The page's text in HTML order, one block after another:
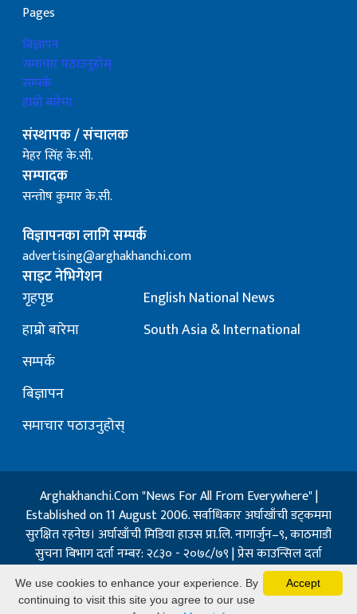
Pages
बिज्ञापन
समाचार पठाउनुहोस्
सम्पर्क
हाम्रो बारेमा
संस्थापक / संचालक
मेहर सिंह के.सी.
सम्पादक
सन्तोष कुमार के.सी.
विज्ञापनका लागि सम्पर्क
advertising@arghakhanchi.com
साइट नेभिगेशन
गृहपृष्ठ
हाम्रो बारेमा
सम्पर्क
बिज्ञापन
समाचार पठाउनुहोस्
English National News
South Asia & International
Arghakhanchi.Com "News For All From Everywhere" |
Established on 11 August 2006. सर्वाधिकार अर्घाखाँची डट्कममा
सुरक्षित रहनेछ। अर्घाखाँची मिडिया हाउस प्रा.लि. नागार्जुन–९, काठमाडौं
सुचना बिभाग दर्ता नम्बर: २८३० - २०७८/७९ | प्रेस काउन्सिल दर्ता
नम्बर: १३२ / २०७३-०४-२१ | जिप्रका सि- नम्बर: ७, दर्ता नम्बर
७-०६७-६८
Accept
We use cookies to enhance your experience. By
continuing to visit this site you agree to our use